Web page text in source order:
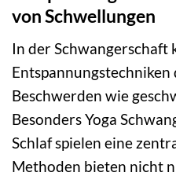
von Schwellungen
In der Schwangerschaft
Entspannungstechniken
Beschwerden wie
Besonders Yoga
Schlaf spielen eine
Methoden bieten nicht